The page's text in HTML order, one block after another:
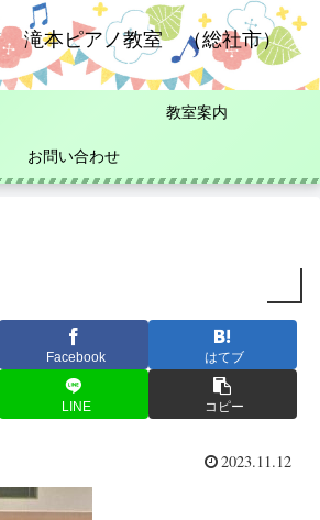
滝本ピアノ教室 （総社市）
教室案内
お問い合わせ
Facebook はてブ
LINE コピー
2023.11.12